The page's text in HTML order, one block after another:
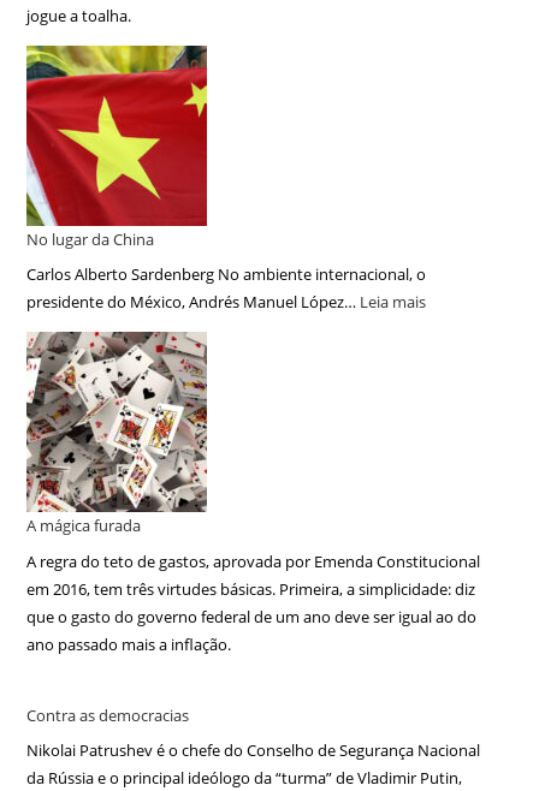
jogue a toalha.
No lugar da China
Carlos Alberto Sardenberg No ambiente internacional, o
presidente do México, Andrés Manuel López… Leia mais
A mágica furada
A regra do teto de gastos, aprovada por Emenda Constitucional
em 2016, tem três virtudes básicas. Primeira, a simplicidade: diz
que o gasto do governo federal de um ano deve ser igual ao do
ano passado mais a inflação.
Contra as democracias
Nikolai Patrushev é o chefe do Conselho de Segurança Nacional
da Rússia e o principal ideólogo da “turma” de Vladimir Putin,